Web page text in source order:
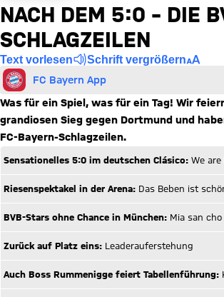
NACH DEM 5:0 – DIE
SCHLAGZEILEN
Text vorlesen Schrift vergrößern
FC Bayern App
Was für ein Spiel, was für ein Tag! Wir
grandiosen Sieg gegen Dortmund und
FC-Bayern-Schlagzeilen.
Sensationelles 5:0 im deutschen Clásico: We are
Riesenspektakel in der Arena: Das Beben ist
BVB-Stars ohne Chance in München: Mia san
Zurück auf Platz eins: Leaderauferstehung
Auch Boss Rummenigge feiert Tabellenführung: